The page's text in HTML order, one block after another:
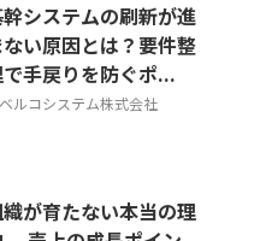
システムの刷新が進
ない原因とは？要件整
手戻りを防ぐポ...
ルコシステム株式会社
が育たない本当の理